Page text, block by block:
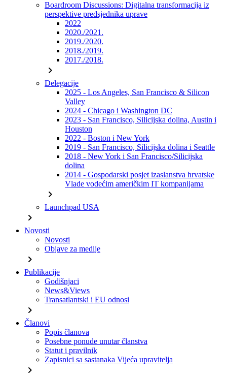
Boardroom Discussions: Digitalna transformacija iz
perspektive predsjednika uprave
2022
2020./2021.
2019./2020.
2018./2019.
2017./2018.
chevron_right
Delegacije
2025 - Los Angeles, San Francisco & Silicon
Valley
2024 - Chicago i Washington DC
2023 - San Francisco, Silicijska dolina, Austin i
Houston
2022 - Boston i New York
2019 - San Francisco, Silicijska dolina i Seattle
2018 - New York i San Francisco/Silicijska
dolina
2014 - Gospodarski posjet izaslanstva hrvatske
Vlade vodećim američkim IT kompanijama
chevron_right
Launchpad USA
chevron_right
Novosti
Novosti
Objave za medije
chevron_right
Publikacije
Godišnjaci
News&Views
Transatlantski i EU odnosi
chevron_right
Članovi
Popis članova
Posebne ponude unutar članstva
Statut i pravilnik
Zapisnici sa sastanaka Vijeća upravitelja
chevron_right